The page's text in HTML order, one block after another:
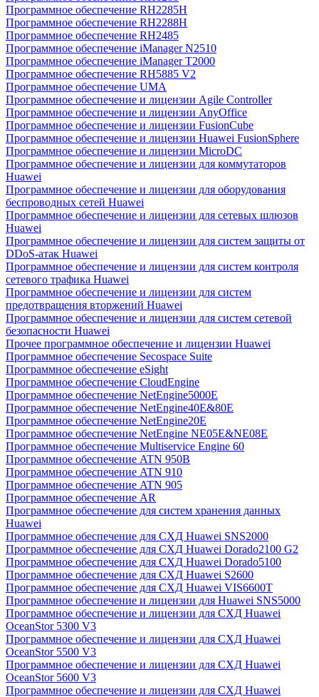
Программное обеспечение RH2285H
Программное обеспечение RH2288H
Программное обеспечение RH2485
Программное обеспечение iManager N2510
Программное обеспечение iManager T2000
Программное обеспечение RH5885 V2
Программное обеспечение UMA
Программное обеспечение и лицензии Agile Controller
Программное обеспечение и лицензии AnyOffice
Программное обеспечение и лицензии FusionCube
Программное обеспечение и лицензии Huawei FusionSphere
Программное обеспечение и лицензии MicroDC
Программное обеспечение и лицензии для коммутаторов
Huawei
Программное обеспечение и лицензии для оборудования
беспроводных сетей Huawei
Программное обеспечение и лицензии для сетевых шлюзов
Huawei
Программное обеспечение и лицензии для систем защиты от
DDoS-атак Huawei
Программное обеспечение и лицензии для систем контроля
сетевого трафика Huawei
Программное обеспечение и лицензии для систем
предотвращения вторжений Huawei
Программное обеспечение и лицензии для систем сетевой
безопасности Huawei
Прочее программное обеспечение и лицензии Huawei
Программное обеспечение Secospace Suite
Программное обеспечение eSight
Программное обеспечение CloudEngine
Программное обеспечение NetEngine5000E
Программное обеспечение NetEngine40E&80E
Программное обеспечение NetEngine20E
Программное обеспечение NetEngine NE05E&NE08E
Программное обеспечение Multiservice Engine 60
Программное обеспечение ATN 950B
Программное обеспечение ATN 910
Программное обеспечение ATN 905
Программное обеспечение AR
Программное обеспечение для систем хранения данных
Huawei
Программное обеспечение для СХД Huawei SNS2000
Программное обеспечение для СХД Huawei Dorado2100 G2
Программное обеспечение для СХД Huawei Dorado5100
Программное обеспечение для СХД Huawei S2600
Программное обеспечение для СХД Huawei VIS6600T
Программное обеспечение и лицензии для Huawei SNS5000
Программное обеспечение и лицензии для СХД Huawei
OceanStor 5300 V3
Программное обеспечение и лицензии для СХД Huawei
OceanStor 5500 V3
Программное обеспечение и лицензии для СХД Huawei
OceanStor 5600 V3
Программное обеспечение и лицензии для СХД Huawei